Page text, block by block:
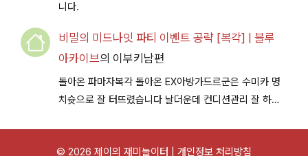
니다.
비밀의 미드나잇 파티 이벤트 공략 [복각] | 블루
아카이브의 이부키남편
돌아온 파마자복각 돌아온 EX아방가드르군은 수미카 명
치슛으로 잘 터뜨렸습니다 날더운데 컨디션관리 잘 하시
© 2026 제이의 재미놀이터 | 개인정보 처리방침